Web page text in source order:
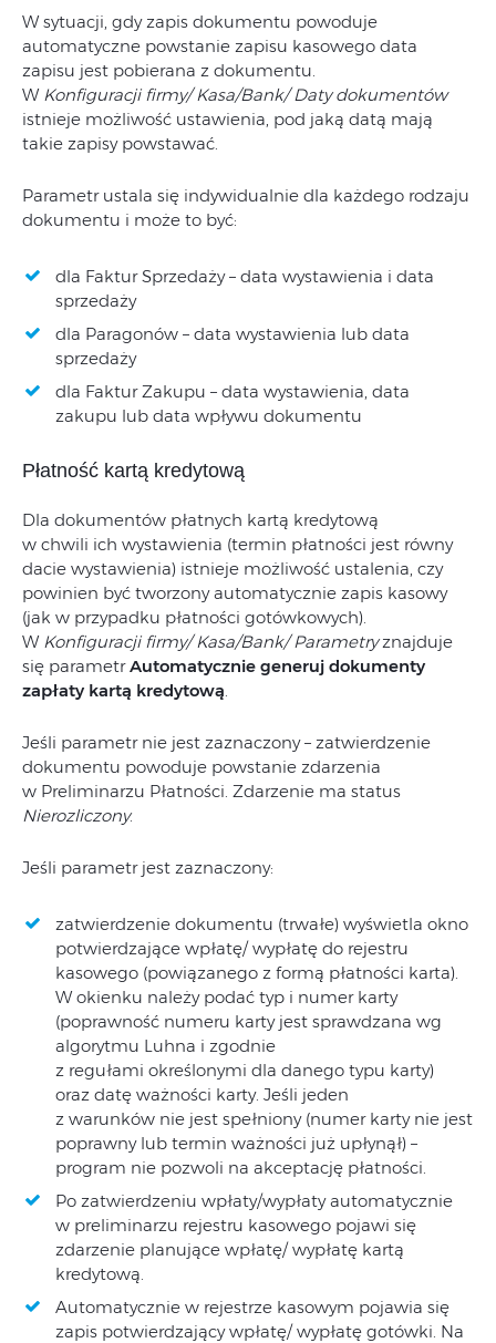
W sytuacji, gdy zapis dokumentu powoduje
automatyczne powstanie zapisu kasowego data
zapisu jest pobierana z dokumentu.
W Konfiguracji firmy/ Kasa/Bank/ Daty dokumentów
istnieje możliwość ustawienia, pod jaką datą mają
takie zapisy powstawać.
Parametr ustala się indywidualnie dla każdego rodzaju
dokumentu i może to być:
dla Faktur Sprzedaży – data wystawienia i data
sprzedaży
dla Paragonów – data wystawienia lub data
sprzedaży
dla Faktur Zakupu – data wystawienia, data
zakupu lub data wpływu dokumentu
Płatność kartą kredytową
Dla dokumentów płatnych kartą kredytową
w chwili ich wystawienia (termin płatności jest równy
dacie wystawienia) istnieje możliwość ustalenia, czy
powinien być tworzony automatycznie zapis kasowy
(jak w przypadku płatności gotówkowych).
W Konfiguracji firmy/ Kasa/Bank/ Parametryznajduje
się parametrAutomatycznie generuj dokumenty
zapłaty kartą kredytową
Jeśli parametr nie jest zaznaczony – zatwierdzenie
dokumentu powoduje powstanie zdarzenia
w Preliminarzu Płatności. Zdarzenie ma status
Nierozliczony.
Jeśli parametr jest zaznaczony:
zatwierdzenie dokumentu (trwałe) wyświetla okno
potwierdzające wpłatę/ wypłatę do rejestru
kasowego (powiązanego z formą płatności karta).
W okienku należy podać typ i numer karty
(poprawność numeru karty jest sprawdzana wg
algorytmu Luhna i zgodnie
z regułami określonymi dla danego typu karty)
oraz datę ważności karty. Jeśli jeden
z warunków nie jest spełniony (numer karty nie jest
poprawny lub termin ważności już upłynął) –
program nie pozwoli na akceptację płatności.
Po zatwierdzeniu wpłaty/wypłaty automatycznie
w preliminarzu rejestru kasowego pojawi się
zdarzenie planujące wpłatę/ wypłatę kartą
kredytową.
Automatycznie w rejestrze kasowym pojawia się
zapis potwierdzający wpłatę/ wypłatę gotówki. Na